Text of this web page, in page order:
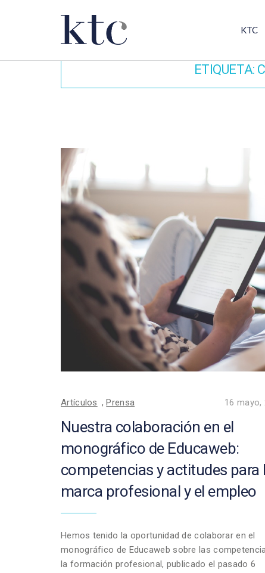
KTC
ETIQUETA:
Artículos ,Prensa 16 mayo,
Nuestra colaboración en el
monográfico de Educaweb:
competencias y actitudes para
marca profesional y el empleo
Hemos tenido la oportunidad de colaborar en el
monográfico de Educaweb sobre las
la formación profesional, publicado el pasado 6